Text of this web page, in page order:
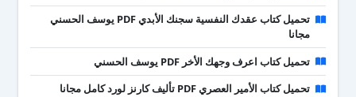
تحميل كتاب عقدك النفسية سجنك الأبدي PDF يوسف الحسني
مجانا
تحميل كتاب اعرف وجهك الأخر PDF يوسف الحسني
تحميل كتاب الأمير العصري PDF تأليف كارنز لورد كامل مجانا